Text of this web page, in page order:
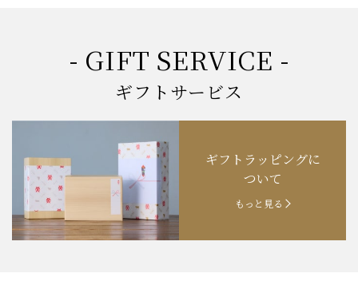
2024.11.1 「お歳暮特集」開催中！
お知らせ 2024.10.18 【創業祭】１０１年目に突入！
お知らせ 202４.09.18 【秋の味覚祭】食欲の秋！
- GIFT SERVICE -
ギフトサービス
ギフトラッピングに
ついて
もっと見る